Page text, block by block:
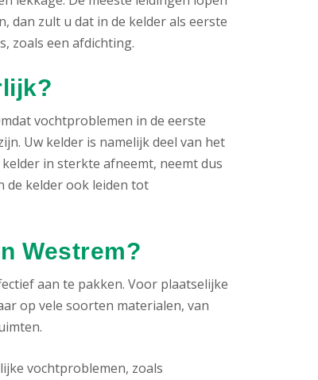
dan zult u dat in de kelder als eerste
zoals een afdichting.
vochtproblemen in de eerste
Uw kelder is namelijk deel van het
in sterkte afneemt, neemt dus
de kelder ook leiden tot
Westrem?
aan te pakken. Voor plaatselijke
op vele soorten materialen, van
vochtproblemen, zoals